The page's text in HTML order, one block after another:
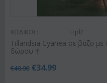
ΚΩΔΙΚΟΣ: Hpl2
Tillandsia Cyanea σε βάζο με
δώρου !!!
€40.00 €34.99